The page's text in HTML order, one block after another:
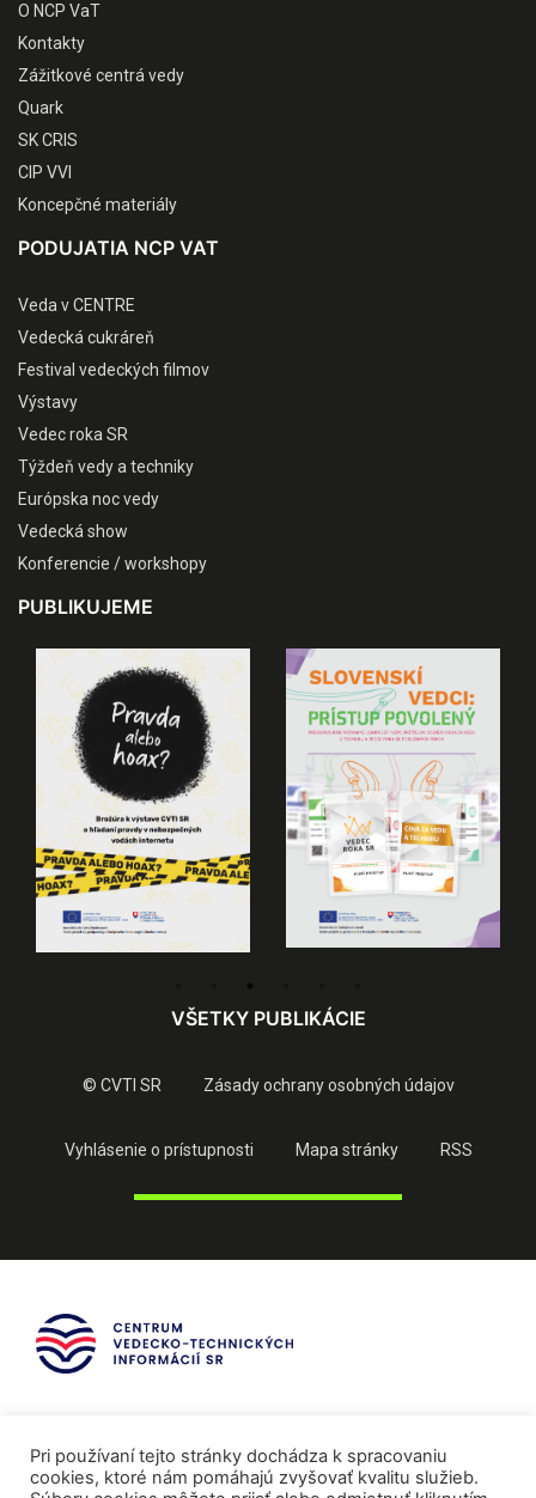
O NCP VaT
Kontakty
Zážitkové centrá vedy
Quark
SK CRIS
CIP VVI
Koncepčné materiály
PODUJATIA NCP VAT
Veda v CENTRE
Vedecká cukráreň
Festival vedeckých filmov
Výstavy
Vedec roka SR
Týždeň vedy a techniky
Európska noc vedy
Vedecká show
Konferencie / workshopy
PUBLIKUJEME
VŠETKY PUBLIKÁCIE
© CVTI SR Zásady ochrany osobných údajov
Vyhlásenie o prístupnosti Mapa stránky RSS
Pri používaní tejto stránky dochádza k spracovaniu
cookies, ktoré nám pomáhajú zvyšovať kvalitu služieb.